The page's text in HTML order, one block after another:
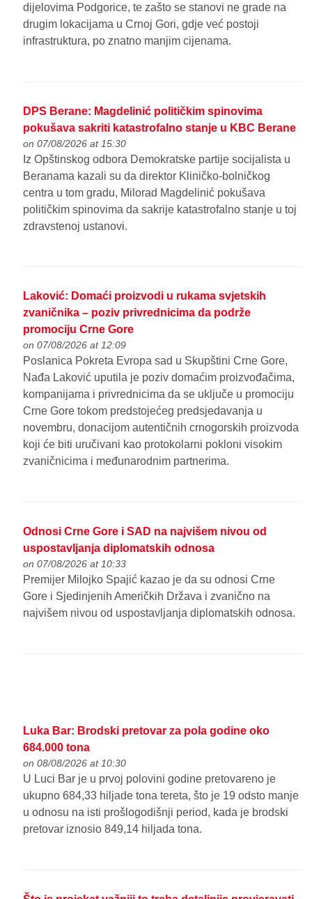
dijelovima Podgorice, te zašto se stanovi ne grade na
drugim lokacijama u Crnoj Gori, gdje već postoji
infrastruktura, po znatno manjim cijenama.
DPS Berane: Magdelinić političkim spinovima
pokušava sakriti katastrofalno stanje u KBC Berane
on 07/08/2026 at 15:30
Iz Opštinskog odbora Demokratske partije socijalista u
Beranama kazali su da direktor Kliničko-bolničkog
centra u tom gradu, Milorad Magdelinić pokušava
političkim spinovima da sakrije katastrofalno stanje u toj
zdravstenoj ustanovi.
Laković: Domaći proizvodi u rukama svjetskih
zvaničnika – poziv privrednicima da podrže
promociju Crne Gore
on 07/08/2026 at 12:09
Poslanica Pokreta Evropa sad u Skupštini Crne Gore,
Nađa Laković uputila je poziv domaćim proizvođačima,
kompanijama i privrednicima da se uključe u promociju
Crne Gore tokom predstojećeg predsjedavanja u
novembru, donacijom autentičnih crnogorskih proizvoda
koji će biti uručivani kao protokolarni pokloni visokim
zvaničnicima i međunarodnim partnerima.
Odnosi Crne Gore i SAD na najvišem nivou od
uspostavljanja diplomatskih odnosa
on 07/08/2026 at 10:33
Premijer Milojko Spajić kazao je da su odnosi Crne
Gore i Sjedinjenih Američkih Država i zvanično na
najvišem nivou od uspostavljanja diplomatskih odnosa.
Luka Bar: Brodski pretovar za pola godine oko
684.000 tona
on 08/08/2026 at 10:30
U Luci Bar je u prvoj polovini godine pretovareno je
ukupno 684,33 hiljade tona tereta, što je 19 odsto manje
u odnosu na isti prošlogodišnji period, kada je brodski
pretovar iznosio 849,14 hiljada tona.